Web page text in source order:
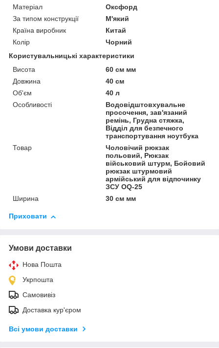
Матеріал
Оксфорд
За типом конструкції
М'який
Країна виробник
Китай
Колір
Чорний
Користувальницькі характеристики
Висота
60 см мм
Довжина
40 см
Об'єм
40 л
Особливості
Водовідштовхувальне
просочення, зав'язаний
ремінь, Грудна стяжка,
Відділ для безпечного
транспортування ноутбука
Товар
Чоловічий рюкзак
польовий, Рюкзак
військовий штурм, Бойовий
рюкзак штурмовий
армійський для відпочинку
ЗСУ OQ-25
Ширина
30 см мм
Приховати
Умови доставки
Нова Пошта
Укрпошта
Самовивіз
Доставка кур'єром
Всі умови доставки